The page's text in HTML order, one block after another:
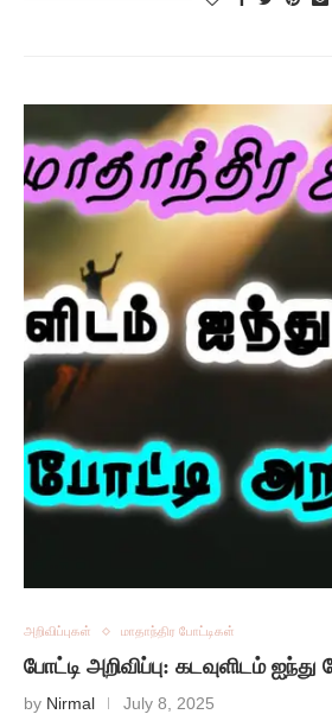
அறிவிப்புகள் மாதாந்திர போட்டிகள்
போட்டி அறிவிப்பு: கடவுளிடம்
by Nirmal July 8, 2025